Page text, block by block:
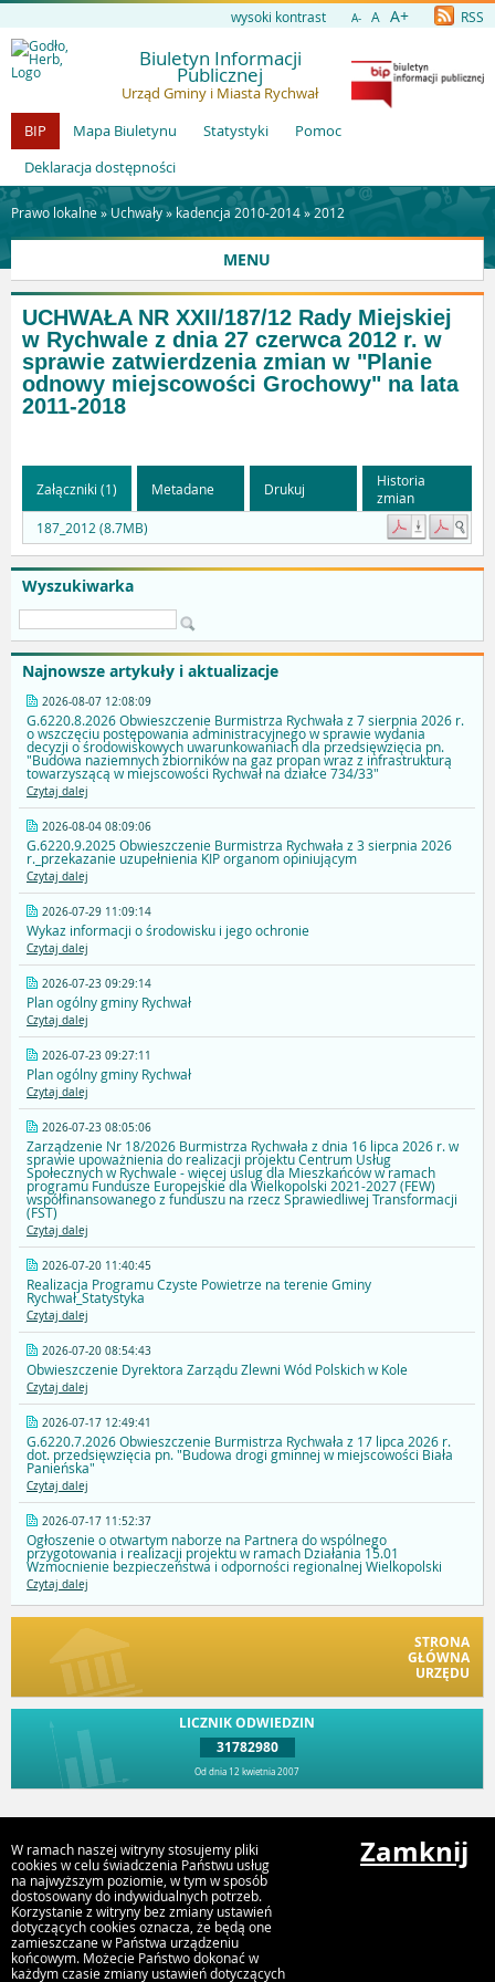
wysoki kontrast A- A A+ RSS
Biuletyn Informacji
Publicznej
Urząd Gminy i Miasta Rychwał
BIP
Mapa Biuletynu Statystyki
Pomoc
Deklaracja dostępności
Prawo lokalne » Uchwały» kadencja 2010-2014» 2012
MENU
Wyszukiwarka
Najnowsze artykuły i aktualizacje
2026-08-07 12:08:09
G.6220.8.2026 Obwieszczenie Burmistrza Rychwała z 7 sierpnia 2026 r.
o wszczęciu postępowania administracyjnego w sprawie wydania
decyzji o środowiskowych uwarunkowaniach dla przedsięwzięcia pn.
"Budowa naziemnych zbiorników na gaz propan wraz z infrastrukturą
towarzyszącą w miejscowości Rychwał na działce 734/33"
Czytaj dalej
2026-08-04 08:09:06
G.6220.9.2025 Obwieszczenie Burmistrza Rychwała z 3 sierpnia 2026
r._przekazanie uzupełnienia KIP organom opiniującym
Czytaj dalej
2026-07-29 11:09:14
Wykaz informacji o środowisku i jego ochronie
Czytaj dalej
2026-07-23 09:29:14
Plan ogólny gminy Rychwał
Czytaj dalej
2026-07-23 09:27:11
Plan ogólny gminy Rychwał
Czytaj dalej
2026-07-23 08:05:06
Zarządzenie Nr 18/2026 Burmistrza Rychwała z dnia 16 lipca 2026 r. w
sprawie upoważnienia do realizacji projektu Centrum Usług
Społecznych w Rychwale - więcej uslug dla Mieszkańców w ramach
programu Fundusze Europejskie dla Wielkopolski 2021-2027 (FEW)
współfinansowanego z funduszu na rzecz Sprawiedliwej Transformacji
(FST)
Czytaj dalej
2026-07-20 11:40:45
Realizacja Programu Czyste Powietrze na terenie Gminy
Rychwał_Statystyka
Czytaj dalej
2026-07-20 08:54:43
Obwieszczenie Dyrektora Zarządu Zlewni Wód Polskich w Kole
Czytaj dalej
2026-07-17 12:49:41
G.6220.7.2026 Obwieszczenie Burmistrza Rychwała z 17 lipca 2026 r.
dot. przedsięwzięcia pn. "Budowa drogi gminnej w miejscowości Biała
Panieńska"
Czytaj dalej
2026-07-17 11:52:37
Ogłoszenie o otwartym naborze na Partnera do wspólnego
przygotowania i realizacji projektu w ramach Działania 15.01
Wzmocnienie bezpieczeństwa i odporności regionalnej Wielkopolski
Czytaj dalej
STRONA
GŁÓWNA
URZĘDU
LICZNIK ODWIEDZIN
31782980
Od dnia 12 kwietnia 2007
UCHWAŁA NR XXII/187/12 Rady Miejskiej
w Rychwale z dnia 27 czerwca 2012 r. w
sprawie zatwierdzenia zmian w "Planie
odnowy miejscowości Grochowy" na lata
2011-2018
Załączniki (1) Metadane Drukuj
Historia
zmian
187_2012 (8.7MB)
Urząd Gminy i Miasta Rychwał
Plac Wolności 16, 62-570 Rychwał
W ramach naszej witryny stosujemy pliki
cookies w celu świadczenia Państwu usług
na najwyższym poziomie, w tym w sposób
dostosowany do indywidualnych potrzeb.
Korzystanie z witryny bez zmiany ustawień
dotyczących cookies oznacza, że będą one
zamieszczane w Państwa urządzeniu
końcowym. Możecie Państwo dokonać w
każdym czasie zmiany ustawień dotyczących
Zamknij